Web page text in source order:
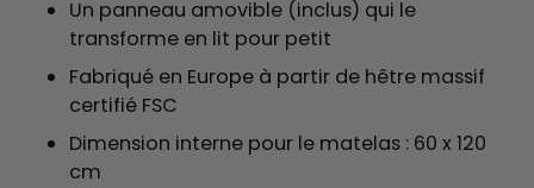
Un panneau amovible (inclus) qui le
transforme en lit pour petit
Fabriqué en Europe à partir de hêtre massif
certifié FSC
Dimension interne pour le matelas : 60 x 120
cm